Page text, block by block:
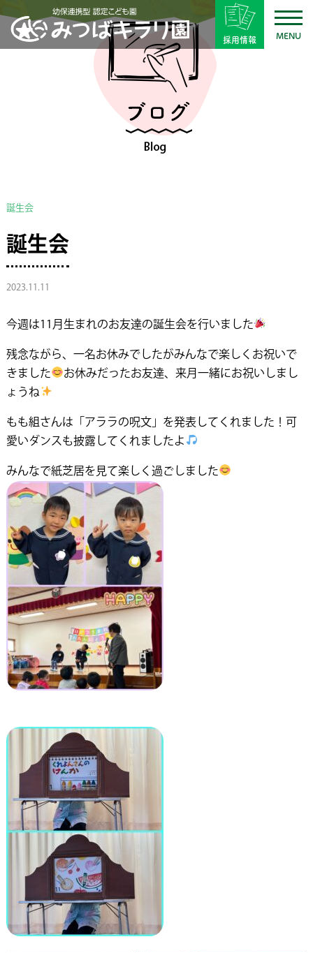
採用情報
MENU
誕生会
誕生会
2023.11.11
今週は11月生まれのお友達の誕生会を行いました
残念ながら、一名お休みでしたがみんなで楽しくお祝いで
きました
お休みだったお友達、来月一緒にお祝いしまし
ょうね
もも組さんは「アララの呪文」を発表してくれました！可
愛いダンスも披露してくれましたよ
みんなで紙芝居を見て楽しく過ごしました